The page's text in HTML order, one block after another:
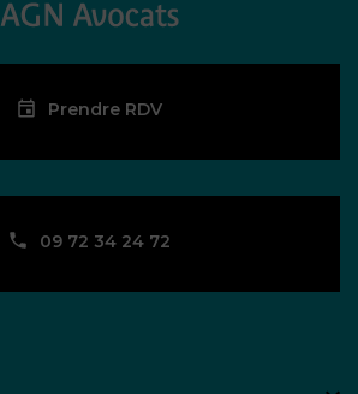
Prendre RDV
09 72 34 24 72